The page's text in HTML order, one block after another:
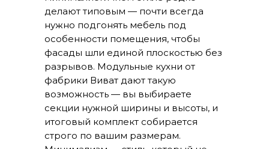
делают типовым — почти всегда
нужно подгонять мебель под
особенности помещения, чтобы
фасады шли единой плоскостью без
разрывов. Модульные кухни от
фабрики Виват дают такую
возможность — вы выбираете
секции нужной ширины и высоты, и
итоговый комплект собирается
строго по вашим размерам.